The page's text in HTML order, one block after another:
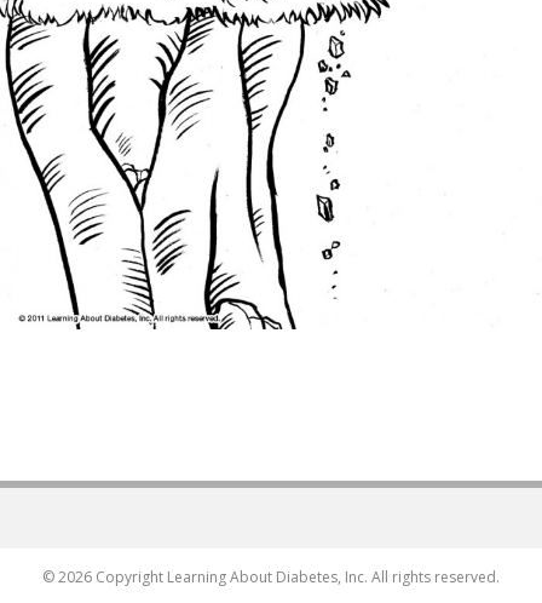
© 2026 Copyright Learning About Diabetes, Inc. All rights reserved.